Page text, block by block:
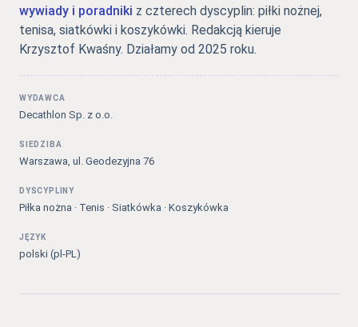
wywiady i poradniki z czterech dyscyplin: piłki nożnej,
tenisa, siatkówki i koszykówki. Redakcją kieruje
Krzysztof Kwaśny. Działamy od 2025 roku.
WYDAWCA
Decathlon Sp. z o.o.
SIEDZIBA
Warszawa, ul. Geodezyjna 76
DYSCYPLINY
Piłka nożna · Tenis · Siatkówka · Koszykówka
JĘZYK
polski (pl-PL)